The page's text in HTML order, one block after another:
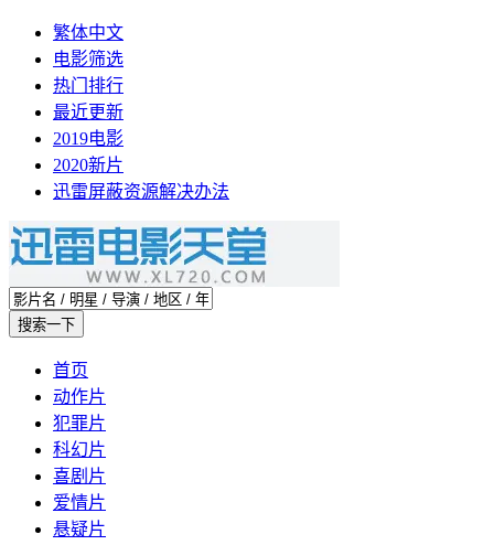
繁体中文
电影筛选
热门排行
最近更新
2019电影
2020新片
迅雷屏蔽资源解决办法
首页
动作片
犯罪片
科幻片
喜剧片
爱情片
悬疑片